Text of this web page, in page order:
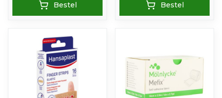
Bestel Bestel